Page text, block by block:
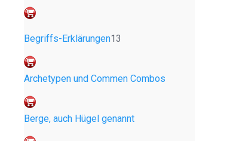
Begriffs-Erklärungen13
Archetypen und Commen Combos
Berge, auch Hügel genannt